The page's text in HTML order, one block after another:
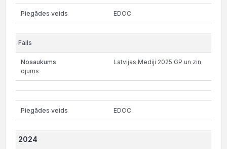
EDOC
Latvijas Mediji 2025 GP un zin
ojums
EDOC
2024